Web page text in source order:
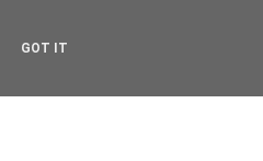
GOT IT